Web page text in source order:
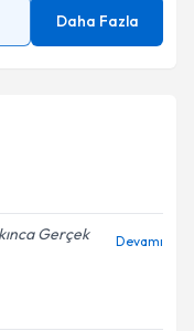
Daha Fazla
Gerçek
Devamı